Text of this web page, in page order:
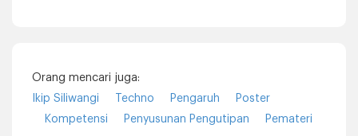
Orang mencari juga:
Ikip Siliwangi
Techno Pengaruh
Poster
Kompetensi
Penyusunan Pengutipan Pemateri